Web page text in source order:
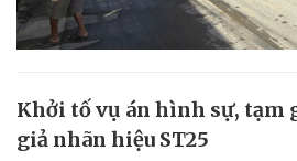
Khởi tố vụ án hình sự, tạm
giả nhãn hiệu ST25